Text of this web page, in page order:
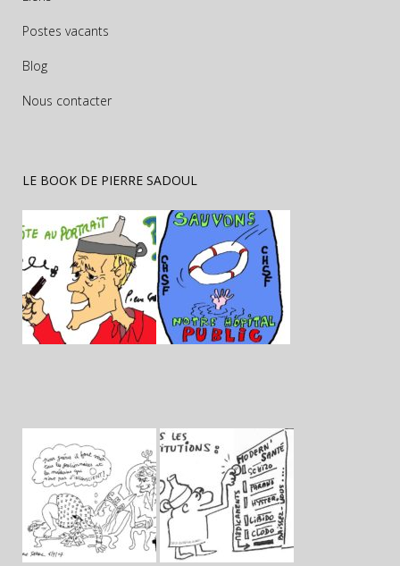
Postes vacants
Blog
Nous contacter
LE BOOK DE PIERRE SADOUL